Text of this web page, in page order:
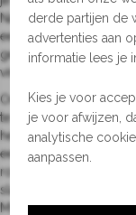
Natuurlijk kan je
een kijkje nemen bij de
gezond slapen en
vinden van je
Om bij het inrichten
te maken, is het kiezen
hebbenverschillende
een handje te helpen.
robuust, minimalistisch
slaapkamer een ruimte
Morph Design
derde partijen de
advertenties aan
informatie lees je
Kies je voor
je voor afwijzen,
analytische
aanpassen.